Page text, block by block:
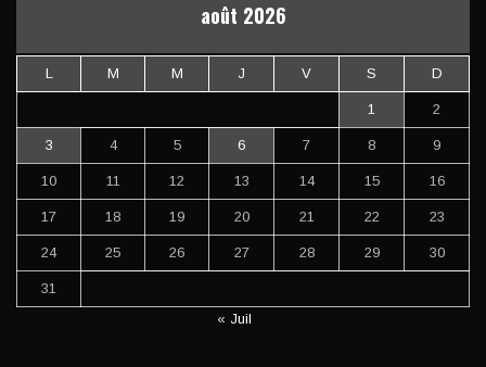
août 2026
L M M J V S D
1 2
3 4 5 6 7 8 9
10 11 12 13 14 15 16
17 18 19 20 21 22 23
24 25 26 27 28 29 30
31
« Juil